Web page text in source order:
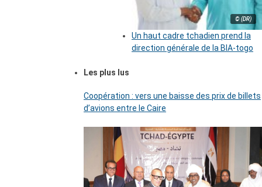
© (DR)
Un haut cadre tchadien prend la
direction générale de la BIA-togo
Les plus lus
Coopération : vers une baisse des prix de billets
d’avions entre le Caire